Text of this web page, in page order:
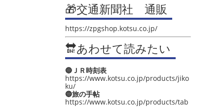
🎁交通新聞社 通販
https://zpgshop.kotsu.co.jp/
🔛あわせて読みたい
🔵ＪＲ時刻表
https://www.kotsu.co.jp/products/jiko
ku/
🔵旅の手帖
https://www.kotsu.co.jp/products/tab